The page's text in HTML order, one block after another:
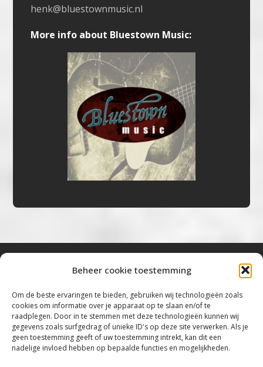
Beheer cookie toestemming
Om de beste ervaringen te bieden, gebruiken wij technologieën zoals
cookies om informatie over je apparaat op te slaan en/of te
raadplegen. Door in te stemmen met deze technologieën kunnen wij
gegevens zoals surfgedrag of unieke ID's op deze site verwerken. Als je
geen toestemming geeft of uw toestemming intrekt, kan dit een
nadelige invloed hebben op bepaalde functies en mogelijkheden.
henk@bluestownmusic.nl
More info about Bluestown Music:
“Voor de mooiste Blues, Rock, Roots &
Americana”
Copyright 2019 – 2026 Bluestown Music – All